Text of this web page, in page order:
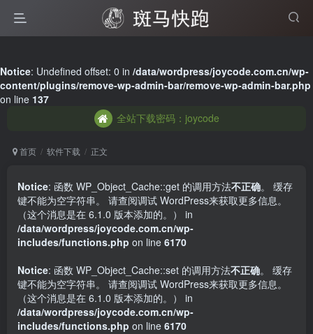
Notice: Undefined offset: 0 in /data/wordpress/joycode.com.cn/wp-
content/plugins/remove-wp-admin-bar/remove-wp-admin-bar.php
on line 137
全站下载密码：joycode
全站下载密码：joycode
全站下载密码：joycode
首页 软件下载 正文
Notice: 函数 WP_Object_Cache::get 的调用方法不正确。 缓存
键不能为空字符串。 请查阅调试 WordPress来获取更多信息。
（这个消息是在 6.1.0 版本添加的。） in
/data/wordpress/joycode.com.cn/wp-
includes/functions.php on line 6170
Notice: 函数 WP_Object_Cache::set 的调用方法不正确。 缓存
键不能为空字符串。 请查阅调试 WordPress来获取更多信息。
（这个消息是在 6.1.0 版本添加的。） in
/data/wordpress/joycode.com.cn/wp-
includes/functions.php on line 6170